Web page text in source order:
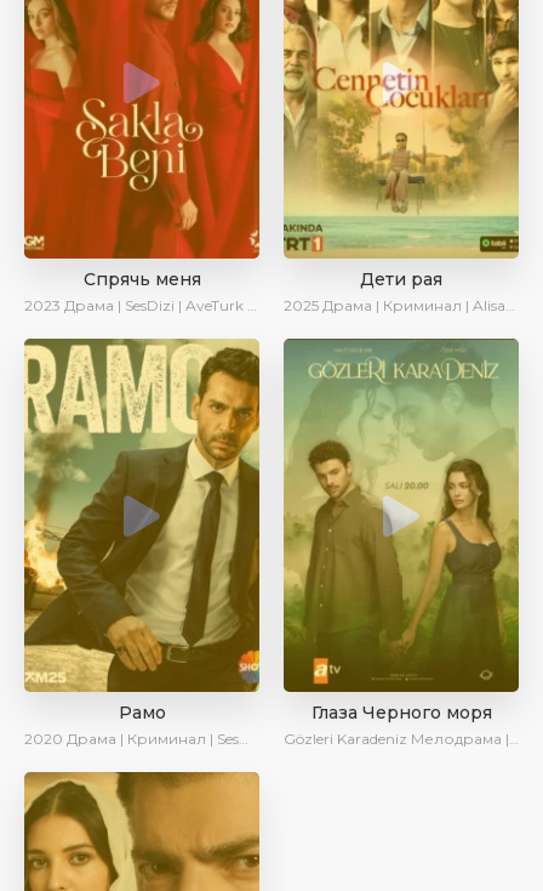
Спрячь меня
2023 Драма | SesDizi | AveTurk | AlisaDirilis | Сериалы 2023
Дети рая
2025 Драма | Криминал | AlisaDirilis | Новинки | Сериалы 2025
Рамо
2020 Драма | Криминал | SesDizi | Ирина Котова
Глаза Черного моря
Gözleri Karadeniz Мелодрама | Драма | Новинки | Сериалы 2025